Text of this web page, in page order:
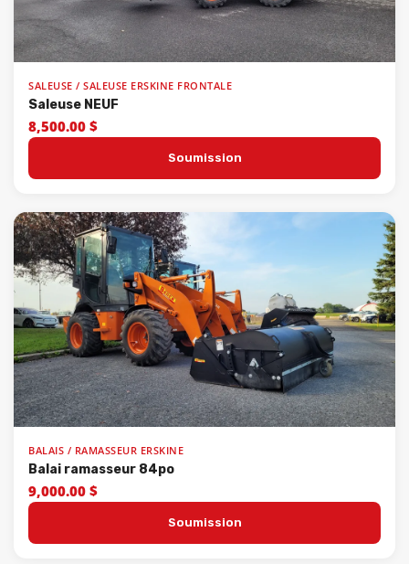
SALEUSE / SALEUSE ERSKINE FRONTALE
Saleuse NEUF
8,500.00 $
Soumission
BALAIS / RAMASSEUR ERSKINE
Balai ramasseur 84po
9,000.00 $
Soumission